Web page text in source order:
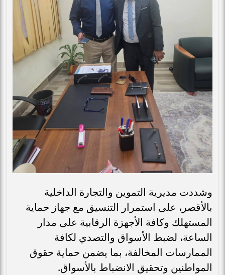
وشددت مديرية التموين والتجارة الداخلية
بالأقصر، على استمرار التنسيق مع جهاز حماية
المستهلك وكافة الأجهزة الرقابية على مدار
الساعة، لضبط الأسواق والتصدي لكافة
الممارسات المخالفة، بما يضمن حماية حقوق
المواطنين وتحقيق الانضباط بالأسواق.